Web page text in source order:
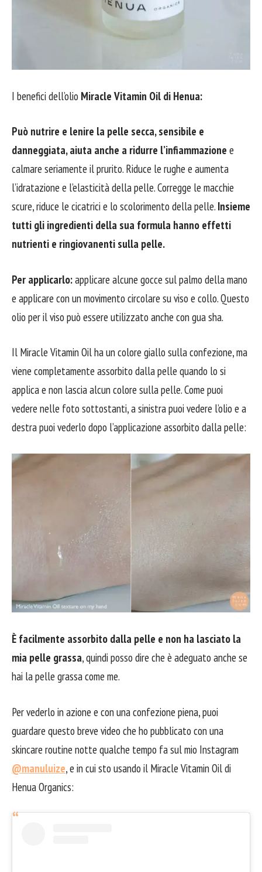
I benefici dell’olio Miracle Vitamin Oil di Henua:
Può nutrire e lenire la pelle secca, sensibile e
danneggiata, aiuta anche a ridurre l’infiammazione e
calmare seriamente il prurito. Riduce le rughe e aumenta
l’idratazione e l’elasticità della pelle. Corregge le macchie
scure, riduce le cicatrici e lo scolorimento della pelle. Insieme
tutti gli ingredienti della sua formula hanno effetti
nutrienti e ringiovanenti sulla pelle.
Per applicarlo:applicare alcune gocce sul palmo della mano
e applicare con un movimento circolare su viso e collo. Questo
olio per il viso può essere utilizzato anche con gua sha.
Il Miracle Vitamin Oil ha un colore giallo sulla confezione, ma
viene completamente assorbito dalla pelle quando lo si
applica e non lascia alcun colore sulla pelle. Come puoi
vedere nelle foto sottostanti, a sinistra puoi vedere l’olio e a
destra puoi vederlo dopo l’applicazione assorbito dalla pelle:
È facilmente assorbito dalla pelle e non ha lasciato la
mia pelle grassa, quindi posso dire che è adeguato anche se
hai la pelle grassa come me.
Per vederlo in azione e con una confezione piena, puoi
guardare questo breve video che ho pubblicato con una
skincare routine notte qualche tempo fa sul mio Instagram
@manuluize, e in cui sto usando il Miracle Vitamin Oil di
Henua Organics: